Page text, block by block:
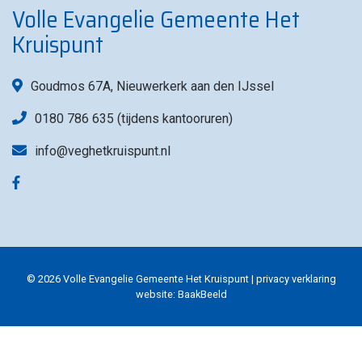
Volle Evangelie Gemeente Het
Kruispunt
Goudmos 67A, Nieuwerkerk aan den IJssel
0180 786 635 (tijdens kantooruren)
info@veghetkruispunt.nl
© 2026 Volle Evangelie Gemeente Het Kruispunt | privacy verklaring
website: BaakBeeld